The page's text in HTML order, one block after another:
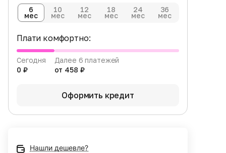
6
мес
10
мес
12
мес
18
мес
24
мес
36
мес
Плати комфортно:
Сегодня
0 ₽
Далее 6 платежей
от 458 ₽
Оформить кредит
Нашли дешевле?